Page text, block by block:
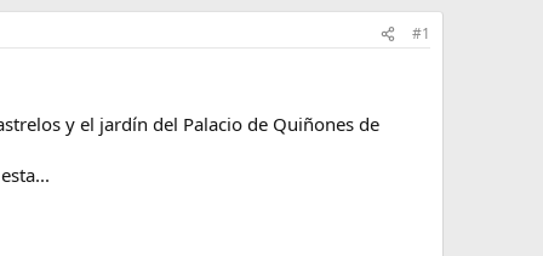
#1
y el jardín del Palacio de Quiñones de